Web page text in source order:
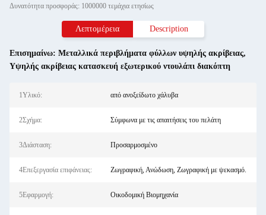
Δυνατότητα προσφοράς: 1000000 τεμάχια ετησίως
Λεπτομέρεια Description
Επισημαίνω: Μεταλλικά περιβλήματα φύλλων υψηλής ακρίβειας,
Υψηλής ακρίβειας κατασκευή εξωτερικού ντουλάπι διακόπτη
1Υλικό: από ανοξείδωτο χάλυβα
2Σχήμα: Σύμφωνα με τις απαιτήσεις του πελάτη
3Διάσταση: Προσαρμοσμένο
4Επεξεργασία επιφάνειας: Ζωγραφική, Ανώδωση, Ζωγραφική με ψεκασμό.
5Εφαρμογή: Οικοδομική Βιομηχανία